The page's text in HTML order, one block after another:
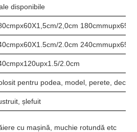
disponibile
2,0cm
2.0cm
2.0cm
pentru podea, model, perete,
șlefuit
cu mașină, muchie rotundă etc